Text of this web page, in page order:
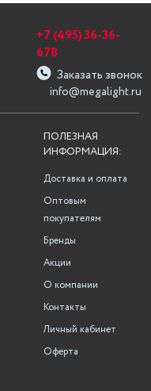
info@megalight.ru
+7 (495) 36-36-
678
Заказать звонок
ПОЛЕЗНАЯ
ИНФОРМАЦИЯ:
Доставка и оплата
Оптовым
покупателям
Бренды
Акции
О компании
Контакты
Личный кабинет
Оферта